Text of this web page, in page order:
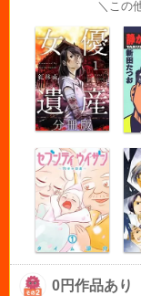
＼この
0円作品あり